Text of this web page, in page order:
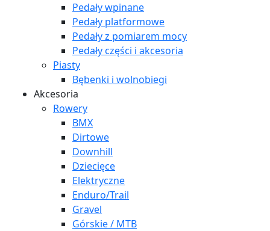
Pedały wpinane
Pedały platformowe
Pedały z pomiarem mocy
Pedały części i akcesoria
Piasty
Bębenki i wolnobiegi
Akcesoria
Rowery
BMX
Dirtowe
Downhill
Dziecięce
Elektryczne
Enduro/Trail
Gravel
Górskie / MTB